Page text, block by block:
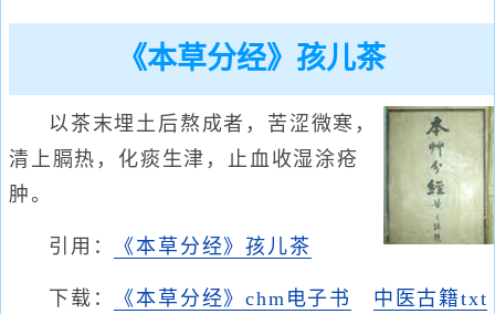
《本草分经》孩儿茶
以茶末埋土后熬成者，苦涩微寒，
清上膈热，化痰生津，止血收湿涂疮
肿。
引用： 《本草分经》孩儿茶
下载： 《本草分经》chm电子书
中医古籍txt